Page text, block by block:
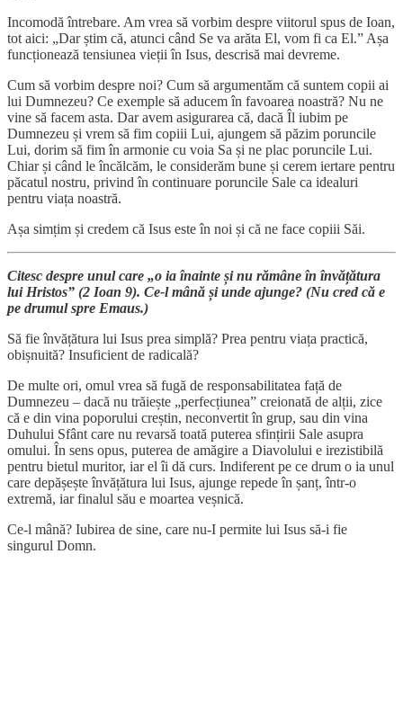
Incomodă întrebare. Am vrea să vorbim despre viitorul spus de Ioan,
tot aici: „Dar știm că, atunci când Se va arăta El, vom fi ca El.” Așa
funcționează tensiunea vieții în Isus, descrisă mai devreme.
Cum să vorbim despre noi? Cum să argumentăm că suntem copii ai
lui Dumnezeu? Ce exemple să aducem în favoarea noastră? Nu ne
vine să facem asta. Dar avem asigurarea că, dacă Îl iubim pe
Dumnezeu și vrem să fim copiii Lui, ajungem să păzim poruncile
Lui, dorim să fim în armonie cu voia Sa și ne plac poruncile Lui.
Chiar și când le încălcăm, le considerăm bune și cerem iertare pentru
păcatul nostru, privind în continuare poruncile Sale ca idealuri
pentru viața noastră.
Așa simțim și credem că Isus este în noi și că ne face copiii Săi.
Citesc despre unul care „o ia înainte și nu rămâne în învățătura
lui Hristos” (2 Ioan 9). Ce-l mână și unde ajunge? (Nu cred că e
pe drumul spre Emaus.)
Să fie învățătura lui Isus prea simplă? Prea pentru viața practică,
obișnuită? Insuficient de radicală?
De multe ori, omul vrea să fugă de responsabilitatea față de
Dumnezeu – dacă nu trăiește „perfecțiunea” creionată de alții, zice
că e din vina poporului creștin, neconvertit în grup, sau din vina
Duhului Sfânt care nu revarsă toată puterea sfințirii Sale asupra
omului. În sens opus, puterea de amăgire a Diavolului e irezistibilă
pentru bietul muritor, iar el îi dă curs. Indiferent pe ce drum o ia unul
care depășește învățătura lui Isus, ajunge repede în șanț, într-o
extremă, iar finalul său e moartea veșnică.
Ce-l mână? Iubirea de sine, care nu-I permite lui Isus să-i fie
singurul Domn.